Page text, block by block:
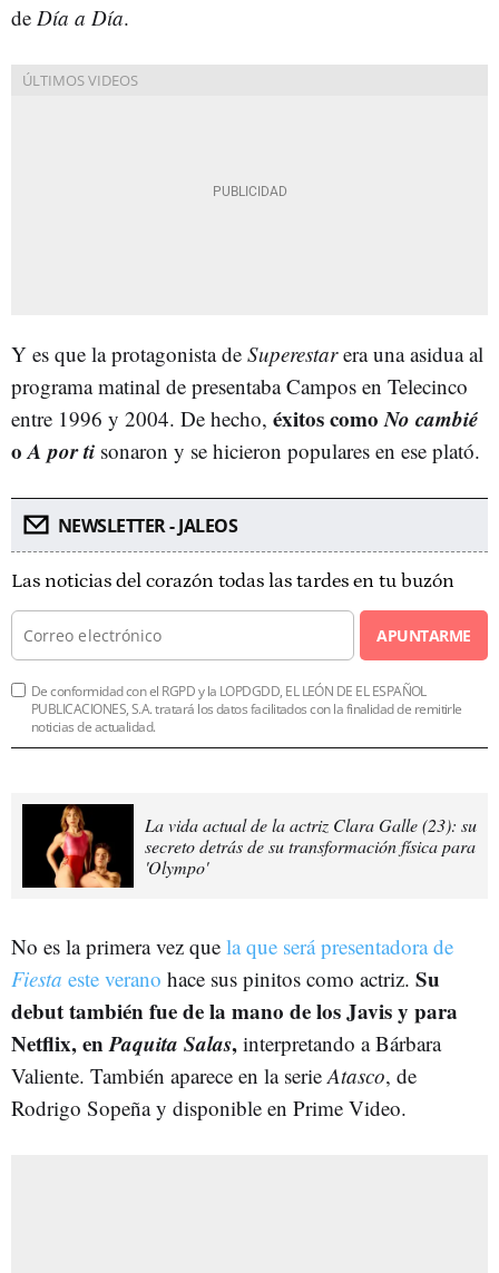
de Día a Día.
Y es que la protagonista de Superestarera una asidua al
programa matinal de presentaba Campos en Telecinco
entre 1996 y 2004. De hecho, éxitos comoNo cambié
oA por ti sonaron y se hicieron populares en ese plató.
NEWSLETTER - JALEOS
Las noticias del corazón todas las tardes en tu buzón
APUNTARME
De conformidad con el RGPD y la LOPDGDD, EL LEÓN DE EL ESPAÑOL
PUBLICACIONES, S.A. tratará los datos facilitados con la finalidad de remitirle
noticias de actualidad.
La vida actual de la actriz Clara Galle (23): su
secreto detrás de su transformación física para
'Olympo'
No es la primera vez que la que será presentadora de
Fiesta este verano hace sus pinitos como actriz. Su
debut también fue de la mano de los Javis y para
Netflix, enPaquita Salas, interpretando a Bárbara
Valiente. También aparece en la serie Atasco, de
Rodrigo Sopeña y disponible en Prime Video.